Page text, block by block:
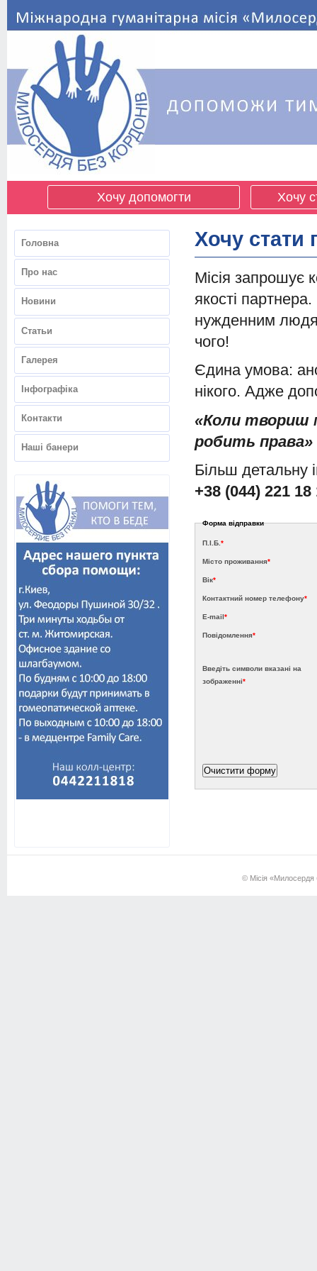
Хочу допомогти Хочу
Головна
Про нас
Новини
Статьи
Галерея
Інфографіка
Контакти
Наші банери
Хочу стати
Місія запрошує
якості
нужденним
чого!
Єдина умова:
нікого. Адже
«Коли твориш
робить
Більш детальну
+38 (044) 221 18
Форма відправки
П.І.Б. *
Місто проживання*
Вік*
Контактний номер телефону*
E-mail*
Повідомлення*
Введіть символи вказані на
зображенні*
© Місія «Милосердя